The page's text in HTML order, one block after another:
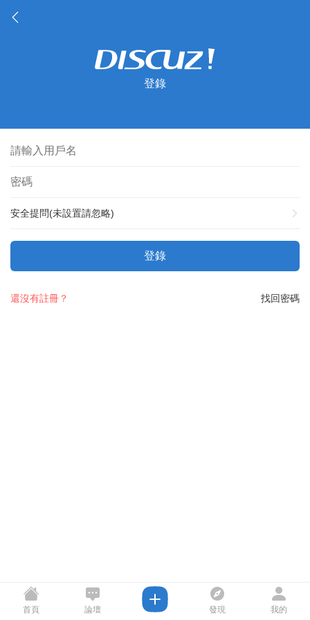
登錄
安全提問(未設置請忽略)
登錄
找回密碼
還沒有註冊？
首頁 論壇 發現 我的